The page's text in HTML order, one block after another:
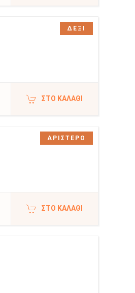
ΣΤΟ ΚΑΛΆΘΙ
ΔΕΞΙ
ΣΤΟ ΚΑΛΆΘΙ
ΑΡΙΣΤΕΡΟ